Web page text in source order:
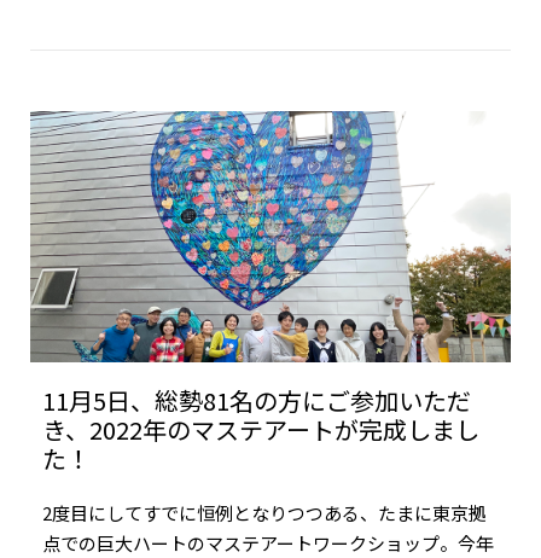
11月5日、総勢81名の方にご参加いただ
き、2022年のマステアートが完成しまし
た！
2度目にしてすでに恒例となりつつある、たまに東京拠
点での巨大ハートのマステアートワークショップ。今年